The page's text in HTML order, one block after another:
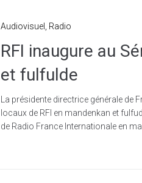
Audiovisuel Radio
RFI inaugure au
et fulfulde
La présidente directrice générale
locaux de RFI en mandenkan et
de Radio France Internationale en